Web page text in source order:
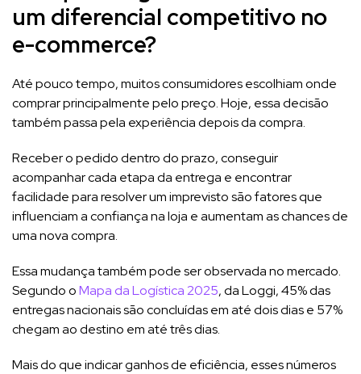
um diferencial competitivo no
e-commerce?
Até pouco tempo, muitos consumidores escolhiam onde
comprar principalmente pelo preço. Hoje, essa decisão
também passa pela experiência depois da compra.
Receber o pedido dentro do prazo, conseguir
acompanhar cada etapa da entrega e encontrar
facilidade para resolver um imprevisto são fatores que
influenciam a confiança na loja e aumentam as chances de
uma nova compra.
Essa mudança também pode ser observada no mercado.
Segundo oMapa da Logística 2025, da Loggi, 45% das
entregas nacionais são concluídas em até dois dias e 57%
chegam ao destino em até três dias.
Mais do que indicar ganhos de eficiência, esses números